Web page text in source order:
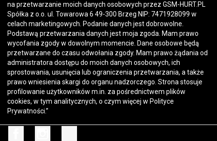
na przetwarzanie moich danych osobowych przez GSM-HURT.PL
Spółka z o.o. ul. Towarowa 6 49-300 Brzeg NIP: 7471928099 w
celach marketingowych. Podanie danych jest dobrowolne.
Podstawą przetwarzania danych jest moja zgoda. Mam prawo
wycofania zgody w dowolnym momencie. Dane osobowe będą
przetwarzane do czasu odwołania zgody. Mam prawo żądania od
administratora dostępu do moich danych osobowych, ich
sprostowania, usunięcia lub ograniczenia przetwarzania, a także
prawo wniesienia skargi do organu nadzorczego. Strona stosuje
profilowanie użytkowników m.in. za pośrednictwem plików
cookies, w tym analitycznych, o czym więcej w Polityce
Prywatności.”